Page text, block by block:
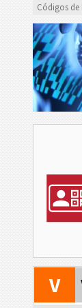
Códigos de
V